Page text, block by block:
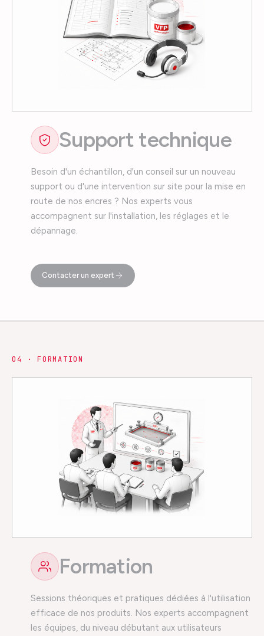
Support technique
Besoin d'un échantillon, d'un conseil sur un nouveau
support ou d'une intervention sur site pour la mise en
route de nos encres ? Nos experts vous
accompagnent sur l'installation, les réglages et le
dépannage.
Contacter un expert
04 ·FORMATION
Formation
Sessions théoriques et pratiques dédiées à l'utilisation
efficace de nos produits. Nos experts accompagnent
les équipes, du niveau débutant aux utilisateurs